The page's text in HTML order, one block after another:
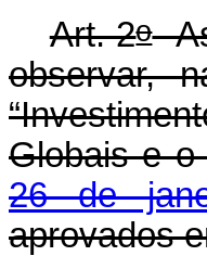
Art. 2oAs
observar,
Globais e
26 de
aprovados